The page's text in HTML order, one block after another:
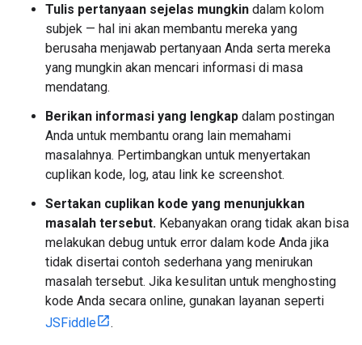
Tulis pertanyaan sejelas mungkin dalam kolom
subjek — hal ini akan membantu mereka yang
berusaha menjawab pertanyaan Anda serta mereka
yang mungkin akan mencari informasi di masa
mendatang.
Berikan informasi yang lengkap dalam postingan
Anda untuk membantu orang lain memahami
masalahnya. Pertimbangkan untuk menyertakan
cuplikan kode, log, atau link ke screenshot.
Sertakan cuplikan kode yang menunjukkan
masalah tersebut. Kebanyakan orang tidak akan bisa
melakukan debug untuk error dalam kode Anda jika
tidak disertai contoh sederhana yang menirukan
masalah tersebut. Jika kesulitan untuk menghosting
kode Anda secara online, gunakan layanan seperti
JSFiddle
.